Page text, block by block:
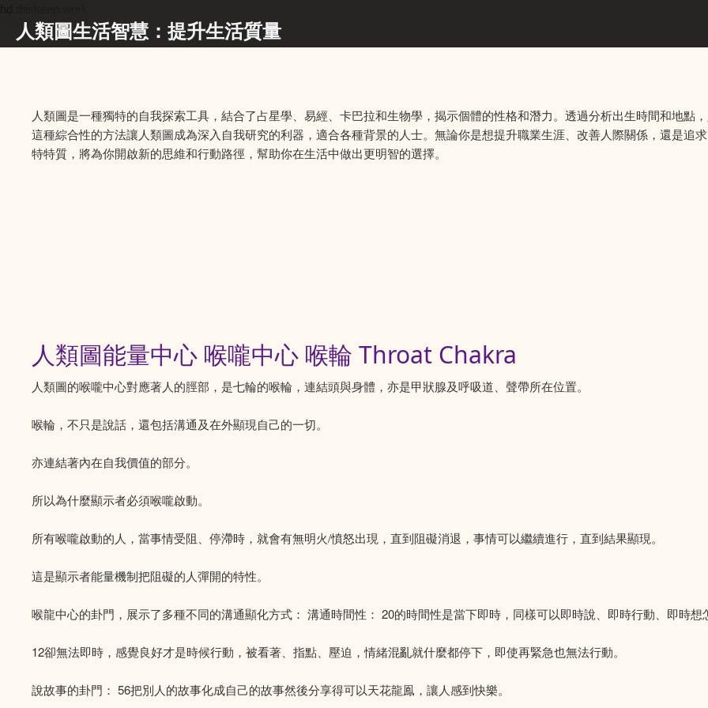
人類圖生活智慧：提升生活質量
人類圖是一種獨特的自我探索工具，結合了占星學、易經、卡巴拉和生物學，揭示個體的性格和潛力。透過分析出生時間和地點
這種綜合性的方法讓人類圖成為深入自我研究的利器，適合各種背景的人士。無論你是想提升職業生涯、改善人際關係，還是追
特特質，將為你開啟新的思維和行動路徑，幫助你在生活中做出更明智的選擇。
人類圖能量中心 喉嚨中心 喉輪 Throat Chakra
人類圖的喉嚨中心對應著人的脛部，是七輪的喉輪，連結頭與身體，亦是甲狀腺及呼吸道、聲帶所在位置。
喉輪，不只是說話，還包括溝通及在外顯現自己的一切。
亦連結著內在自我價值的部分。
所以為什麼顯示者必須喉嚨啟動。
所有喉嚨啟動的人，當事情受阻、停滯時，就會有無明火/憤怒出現，直到阻礙消退，事情可以繼續進行，直到結果顯現。
這是顯示者能量機制把阻礙的人彈開的特性。
喉龍中心的卦門，展示了多種不同的溝通顯化方式： 溝通時間性： 20的時間性是當下即時，同樣可以即時說、即時行動、即時想
12卻無法即時，感覺良好才是時候行動，被看著、指點、壓迫，情緒混亂就什麼都停下，即使再緊急也無法行動。
說故事的卦門： 56把別人的故事化成自己的故事然後分享得可以天花龍鳯，讓人感到快樂。